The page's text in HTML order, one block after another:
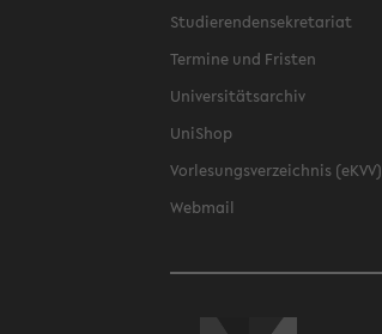
Studierendensekretariat
Termine und Fristen
Universitätsarchiv
UniShop
Vorlesungsverzeichnis (eKVV)
Webmail